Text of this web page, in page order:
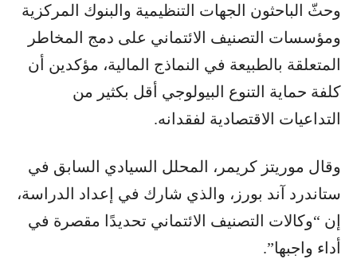
وحثّ الباحثون الجهات التنظيمية والبنوك المركزية
ومؤسسات التصنيف الائتماني على دمج المخاطر
المتعلقة بالطبيعة في النماذج المالية، مؤكدين أن
كلفة حماية التنوع البيولوجي أقل بكثير من
التداعيات الاقتصادية لفقدانه.
وقال موريتز كريمر، المحلل السيادي السابق في
ستاندرد آند بورز، والذي شارك في إعداد الدراسة،
إن “وكالات التصنيف الائتماني تحديدًا مقصرة في
أداء واجبها”.